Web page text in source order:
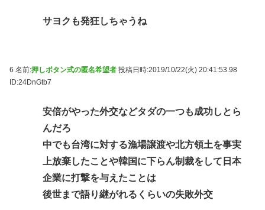
サヨクも発狂しちゃうね
6 名前:押しボタン式の匿名希望者 投稿日時:2019/10/22(火) 20:41:53.98
ID:24DnGtb7
安倍がやった外交などタダの一つも成功しとら
んだろ
中でも台湾に対する漁場譲渡や北方領土を事実
上放棄したことや韓国に下らん制裁をして日本
企業に打撃を与えたことは
後世まで語り継がれるくらいの失敗外交